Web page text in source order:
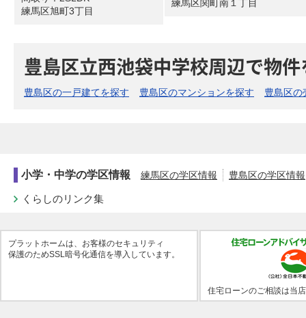
練馬区旭町3丁目
練馬区関町南１丁目
豊島区立西池袋中学校周辺で物
豊島区の一戸建てを探す 豊島区のマンションを探す 豊島区の
小学・中学の学区情報 練馬区の学区情報 豊島区の学区情報
くらしのリンク集
プラットホームは、お客様のセキュリティ
保護のためSSL暗号化通信を導入しています。
住宅ローンのご相談は当